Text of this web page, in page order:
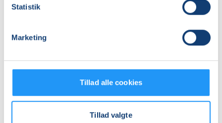
Statistik
Marketing
Tillad alle cookies
Tillad valgte
Relaterede hold